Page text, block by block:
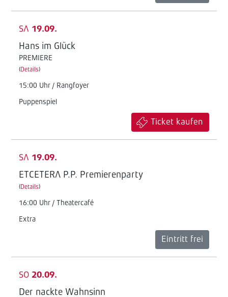
SA 19.09.
Hans im Glück
PREMIERE
(Details)
15:00 Uhr / Rangfoyer
Puppenspiel
Ticket kaufen
SA 19.09.
ETCETERA P.P. Premierenparty
(Details)
16:00 Uhr / Theatercafé
Extra
Eintritt frei
SO 20.09.
Der nackte Wahnsinn